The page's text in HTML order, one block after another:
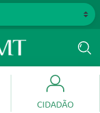
CIDADÃO